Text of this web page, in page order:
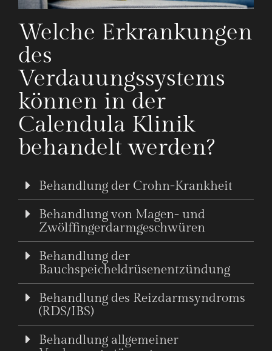
Welche Erkrankungen
des
Verdauungssystems
können in der
Calendula Klinik
behandelt werden?
Behandlung der Crohn-Krankheit
Behandlung von Magen- und
Zwölffingerdarmgeschwüren
Behandlung der
Bauchspeicheldrüsenentzündung
Behandlung des Reizdarmsyndroms
(RDS/IBS)
Behandlung allgemeiner